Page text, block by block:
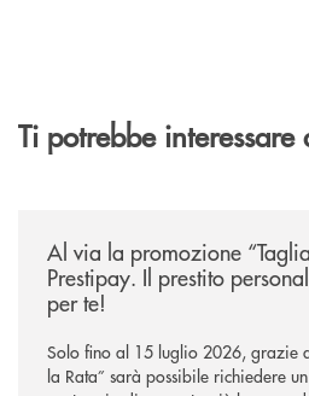
Ti potrebbe interessare
Al via la promozione
Prestipay. Il prestito
per te!
Solo fino al 15 luglio 2026, grazie
la Rata” sarà possibile richiedere